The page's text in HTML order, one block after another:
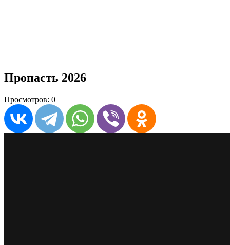
Пропасть 2026
Просмотров: 0